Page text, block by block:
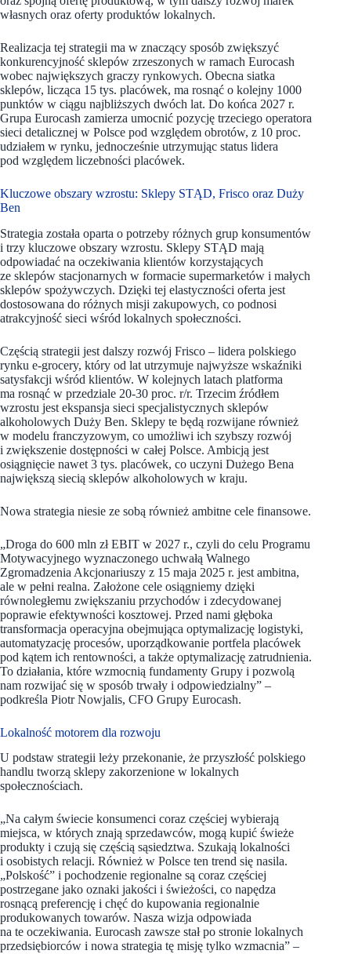
własnych oraz oferty produktów lokalnych.
Realizacja tej strategii ma w znaczący sposób zwiększyć
konkurencyjność sklepów zrzeszonych w ramach Eurocash
wobec największych graczy rynkowych. Obecna siatka
sklepów, licząca 15 tys. placówek, ma rosnąć o kolejny 1000
punktów w ciągu najbliższych dwóch lat. Do końca 2027 r.
Grupa Eurocash zamierza umocnić pozycję trzeciego operatora
sieci detalicznej w Polsce pod względem obrotów, z 10 proc.
udziałem w rynku, jednocześnie utrzymując status lidera
pod względem liczebności placówek.
Kluczowe obszary wzrostu: Sklepy STĄD, Frisco oraz Duży
Ben
Strategia została oparta o potrzeby różnych grup konsumentów
i trzy kluczowe obszary wzrostu. Sklepy STĄD mają
odpowiadać na oczekiwania klientów korzystających
ze sklepów stacjonarnych w formacie supermarketów i małych
sklepów spożywczych. Dzięki tej elastyczności oferta jest
dostosowana do różnych misji zakupowych, co podnosi
atrakcyjność sieci wśród lokalnych społeczności.
Częścią strategii jest dalszy rozwój Frisco – lidera polskiego
rynku e-grocery, który od lat utrzymuje najwyższe wskaźniki
satysfakcji wśród klientów. W kolejnych latach platforma
ma rosnąć w przedziale 20-30 proc. r/r. Trzecim źródłem
wzrostu jest ekspansja sieci specjalistycznych sklepów
alkoholowych Duży Ben. Sklepy te będą rozwijane również
w modelu franczyzowym, co umożliwi ich szybszy rozwój
i zwiększenie dostępności w całej Polsce. Ambicją jest
osiągnięcie nawet 3 tys. placówek, co uczyni Dużego Bena
największą siecią sklepów alkoholowych w kraju.
Nowa strategia niesie ze sobą również ambitne cele finansowe.
„Droga do 600 mln zł EBIT w 2027 r., czyli do celu Programu
Motywacyjnego wyznaczonego uchwałą Walnego
Zgromadzenia Akcjonariuszy z 15 maja 2025 r. jest ambitna,
ale w pełni realna. Założone cele osiągniemy dzięki
równoległemu zwiększaniu przychodów i zdecydowanej
poprawie efektywności kosztowej. Przed nami głęboka
transformacja operacyjna obejmująca optymalizację logistyki,
automatyzację procesów, uporządkowanie portfela placówek
pod kątem ich rentowności, a także optymalizację zatrudnienia.
To działania, które wzmocnią fundamenty Grupy i pozwolą
nam rozwijać się w sposób trwały i odpowiedzialny” –
podkreśla Piotr Nowjalis, CFO Grupy Eurocash.
Lokalność motorem dla rozwoju
U podstaw strategii leży przekonanie, że przyszłość polskiego
handlu tworzą sklepy zakorzenione w lokalnych
społecznościach.
„Na całym świecie konsumenci coraz częściej wybierają
miejsca, w których znają sprzedawców, mogą kupić świeże
produkty i czują się częścią sąsiedztwa. Szukają lokalności
i osobistych relacji. Również w Polsce ten trend się nasila.
„Polskość” i pochodzenie regionalne są coraz częściej
postrzegane jako oznaki jakości i świeżości, co napędza
rosnącą preferencję i chęć do kupowania regionalnie
produkowanych towarów. Nasza wizja odpowiada
na te oczekiwania. Eurocash zawsze stał po stronie lokalnych
przedsiębiorców i nowa strategia tę misję tylko wzmacnia” –